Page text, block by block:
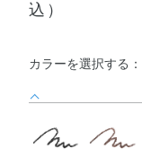
込）
カラーを選択する：